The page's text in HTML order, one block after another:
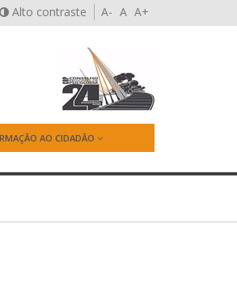
Alto contraste A- A A+
AO CIDADÃO